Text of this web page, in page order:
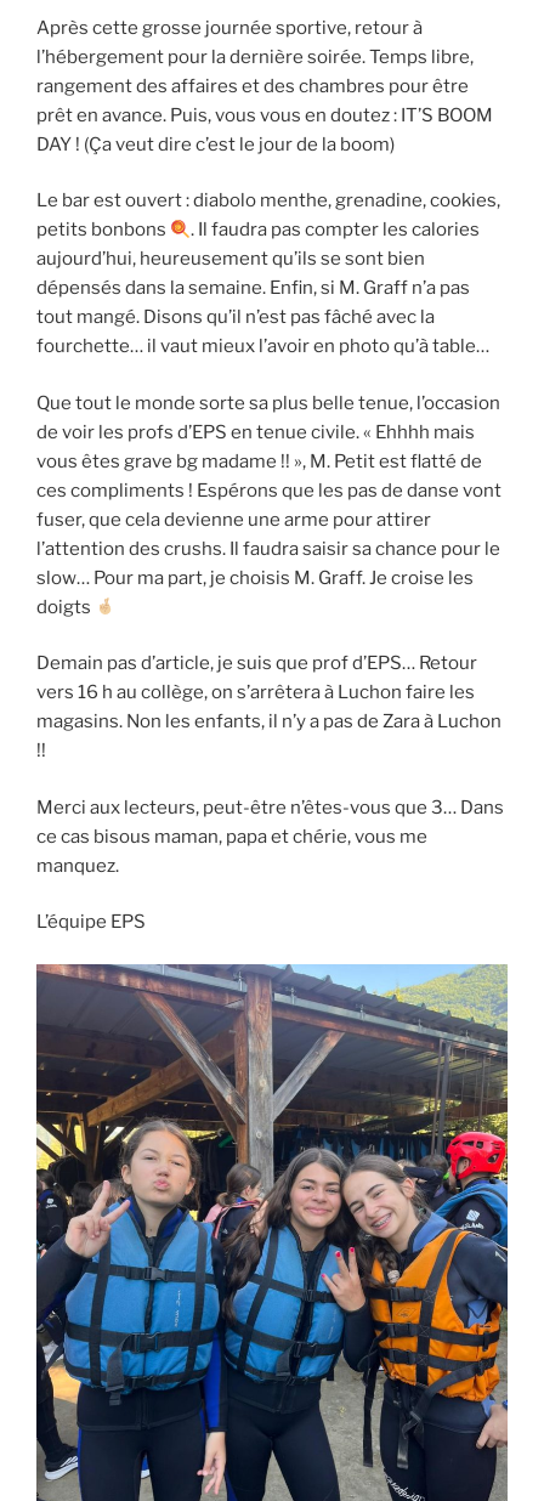
Après cette grosse journée sportive, retour à
l’hébergement pour la dernière soirée. Temps libre,
rangement des affaires et des chambres pour être
prêt en avance. Puis, vous vous en doutez : IT’S BOOM
DAY ! (Ça veut dire c’est le jour de la boom)
Le bar est ouvert : diabolo menthe, grenadine, cookies,
petits bonbons
. Il faudra pas compter les calories
aujourd’hui, heureusement qu’ils se sont bien
dépensés dans la semaine. Enfin, si M. Graff n’a pas
tout mangé. Disons qu’il n’est pas fâché avec la
fourchette… il vaut mieux l’avoir en photo qu’à table…
Que tout le monde sorte sa plus belle tenue, l’occasion
de voir les profs d’EPS en tenue civile. « Ehhhh mais
vous êtes grave bg madame !! », M. Petit est flatté de
ces compliments ! Espérons que les pas de danse vont
fuser, que cela devienne une arme pour attirer
l’attention des crushs. Il faudra saisir sa chance pour le
slow… Pour ma part, je choisis M. Graff. Je croise les
doigts
Demain pas d’article, je suis que prof d’EPS… Retour
vers 16 h au collège, on s’arrêtera à Luchon faire les
magasins. Non les enfants, il n’y a pas de Zara à Luchon
!!
Merci aux lecteurs, peut-être n’êtes-vous que 3… Dans
ce cas bisous maman, papa et chérie, vous me
manquez.
L’équipe EPS